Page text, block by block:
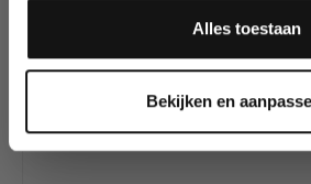
Alles toestaan
Bekijken en
Ben Nye Eyebrow Pencil Black
Ja, ik meld me